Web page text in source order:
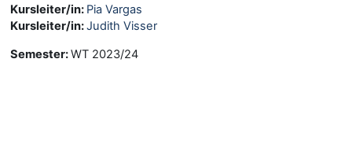
Kursleiter/in: Pia Vargas
Kursleiter/in:Judith Visser
Semester:WT 2023/24